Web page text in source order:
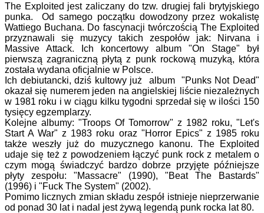
The Exploited jest zaliczany do tzw. drugiej fali brytyjskiego
punka. Od samego początku dowodzony przez wokalistę
Wattiego Buchana. Do fascynacji twórczością The Exploited
przyznawali się muzycy takich zespołów jak: Nirvana i
Massive Attack. Ich koncertowy album "On Stage" był
pierwszą zagraniczną płytą z punk rockową muzyką, która
została wydana oficjalnie w Polsce.
Ich debiutancki, dziś kultowy już album "Punks Not Dead"
okazał się numerem jeden na angielskiej liście niezależnych
w 1981 roku i w ciągu kilku tygodni sprzedał się w ilości 150
tysięcy egzemplarzy.
Kolejne albumy: "Troops Of Tomorrow" z 1982 roku, "Let's
Start A War" z 1983 roku oraz "Horror Epics" z 1985 roku
także weszły już do muzycznego kanonu. The Exploited
udaje się też z powodzeniem łączyć punk rock z metalem o
czym mogą świadczyć bardzo dobrze przyjęte późniejsze
płyty zespołu: "Massacre" (1990), "Beat The Bastards"
(1996) i "Fuck The System" (2002).
Pomimo licznych zmian składu zespół istnieje nieprzerwanie
od ponad 30 lat i nadal jest żywą legendą punk rocka lat 80.